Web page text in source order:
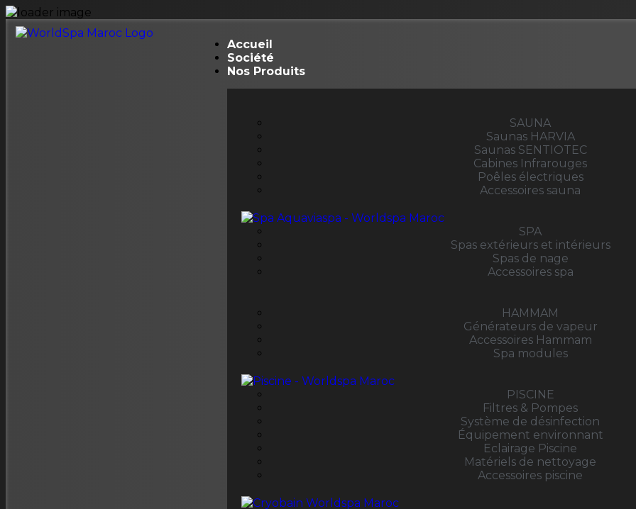
Accueil
Société
Nos Produits
SAUNA
Saunas HARVIA
Saunas SENTIOTEC
Cabines Infrarouges
Poêles électriques
Accessoires sauna
SPA
Spas extérieurs et intérieurs
Spas de nage
Accessoires spa
HAMMAM
Générateurs de vapeur
Accessoires Hammam
Spa modules
PISCINE
Filtres & Pompes
Système de désinfection
Équipement environnant
Eclairage Piscine
Matériels de nettoyage
Accessoires piscine